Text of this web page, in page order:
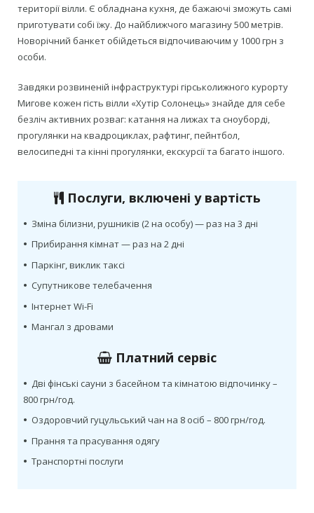
території вілли. Є обладнана кухня, де бажаючі зможуть самі
приготувати собі їжу. До найближчого магазину 500 метрів.
Новорічний банкет обійдеться відпочиваючим у 1000 грн з
особи.
Завдяки розвиненій інфраструктурі гірськолижного курорту
Мигове кожен гість вілли «Хутір Солонець» знайде для себе
безліч активних розваг: катання на лижах та сноуборді,
прогулянки на квадроциклах, рафтинг, пейнтбол,
велосипедні та кінні прогулянки, екскурсії та багато іншого.
Послуги, включені у вартість
• Зміна білизни, рушників (2 на особу) — раз на 3 дні
• Прибирання кімнат — раз на 2 дні
• Паркінг, виклик таксі
• Супутникове телебачення
• Інтернет Wi-Fi
• Мангал з дровами
Платний сервіс
• Дві фінські сауни з басейном та кімнатою відпочинку –
800 грн/год.
• Оздоровчий гуцульський чан на 8 осіб – 800 грн/год.
• Прання та прасування одягу
• Транспортні послуги